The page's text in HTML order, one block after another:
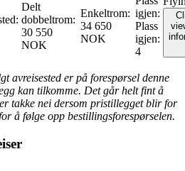
:
Delt
dobbeltrom:
30 550
NOK
Enkeltrom:
34 650
NOK
igjen:
Plass
igjen:
4
avreisested er på forespørsel denne
kan tilkomme. Det går helt fint å
takke nei dersom pristillegget blir for
å følge opp bestillingsforespørselen.